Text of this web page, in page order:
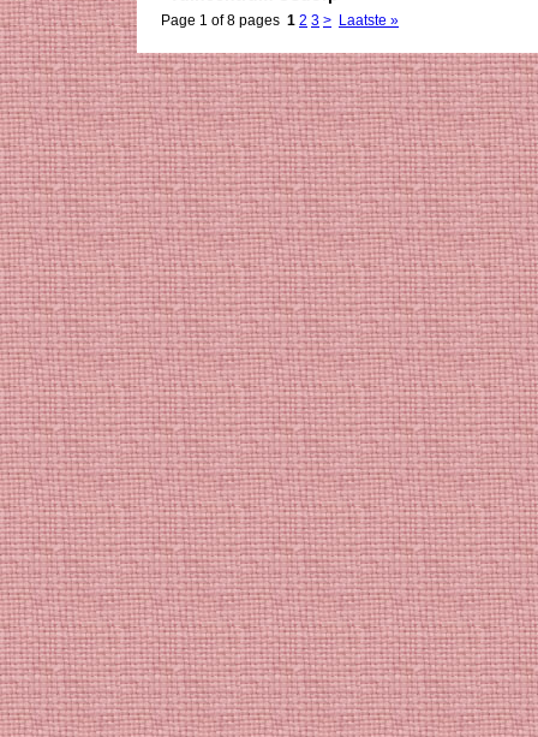
Page 1 of 8 pages 1 2 3 > Laatste »